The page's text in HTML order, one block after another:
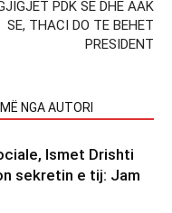
PDK SE DHE AAK
SE, THACI DO TE BEHET
PRESIDENT
NGA AUTORI
Ismet Drishti
sekretin e tij: Jam